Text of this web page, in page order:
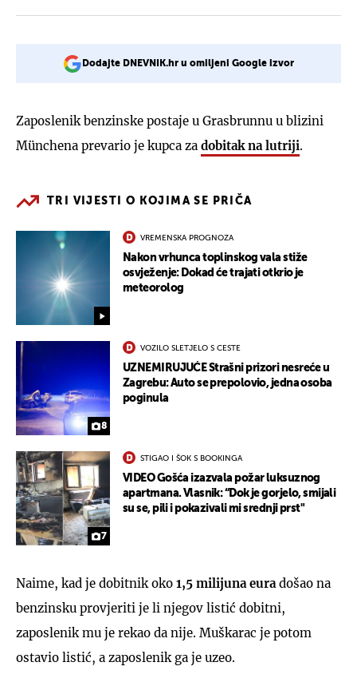
Dodajte DNEVNIK.hr u omiljeni Google izvor
Zaposlenik benzinske postaje u Grasbrunnu u blizini
Münchena prevario je kupca za dobitak na lutriji.
TRI VIJESTI O KOJIMA SE PRIČA
VREMENSKA PROGNOZA
Nakon vrhunca toplinskog vala stiže
osvježenje: Dokad će trajati otkrio je
meteorolog
8
VOZILO SLETJELO S CESTE
UZNEMIRUJUĆE Strašni prizori nesreće u
Zagrebu: Auto se prepolovio, jedna osoba
poginula
7
STIGAO I ŠOK S BOOKINGA
VIDEO Gošća izazvala požar luksuznog
apartmana. Vlasnik: “Dok je gorjelo, smijali
su se, pili i pokazivali mi srednji prst"
Naime, kad je dobitnik oko 1,5 milijuna eura došao na
benzinsku provjeriti je li njegov listić dobitni,
zaposlenik mu je rekao da nije. Muškarac je potom
ostavio listić, a zaposlenik ga je uzeo.